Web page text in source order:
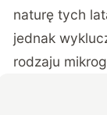
naturę tych
jednak
rodzaju